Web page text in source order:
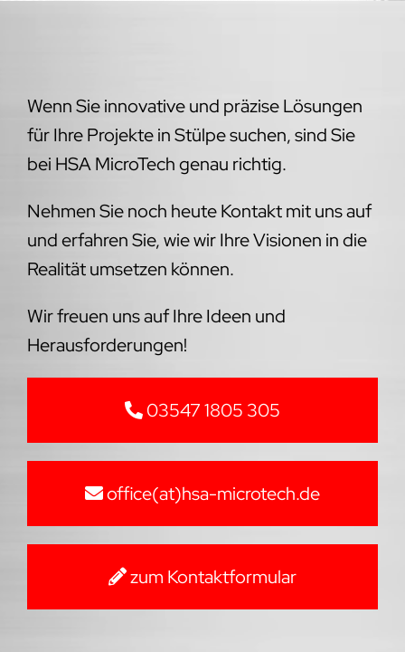
Wenn Sie innovative und präzise Lösungen
für Ihre Projekte in Stülpe suchen, sind Sie
bei HSA MicroTech genau richtig.
Nehmen Sie noch heute Kontakt mit uns auf
und erfahren Sie, wie wir Ihre Visionen in die
Realität umsetzen können.
Wir freuen uns auf Ihre Ideen und
Herausforderungen!
03547 1805 305
office(at)hsa-microtech.de
zum Kontaktformular